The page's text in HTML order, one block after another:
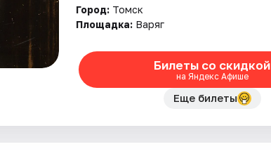
Город: Томск
Площадка: Варяг
Билеты со скидкой
на Яндекс Афише
Еще билеты